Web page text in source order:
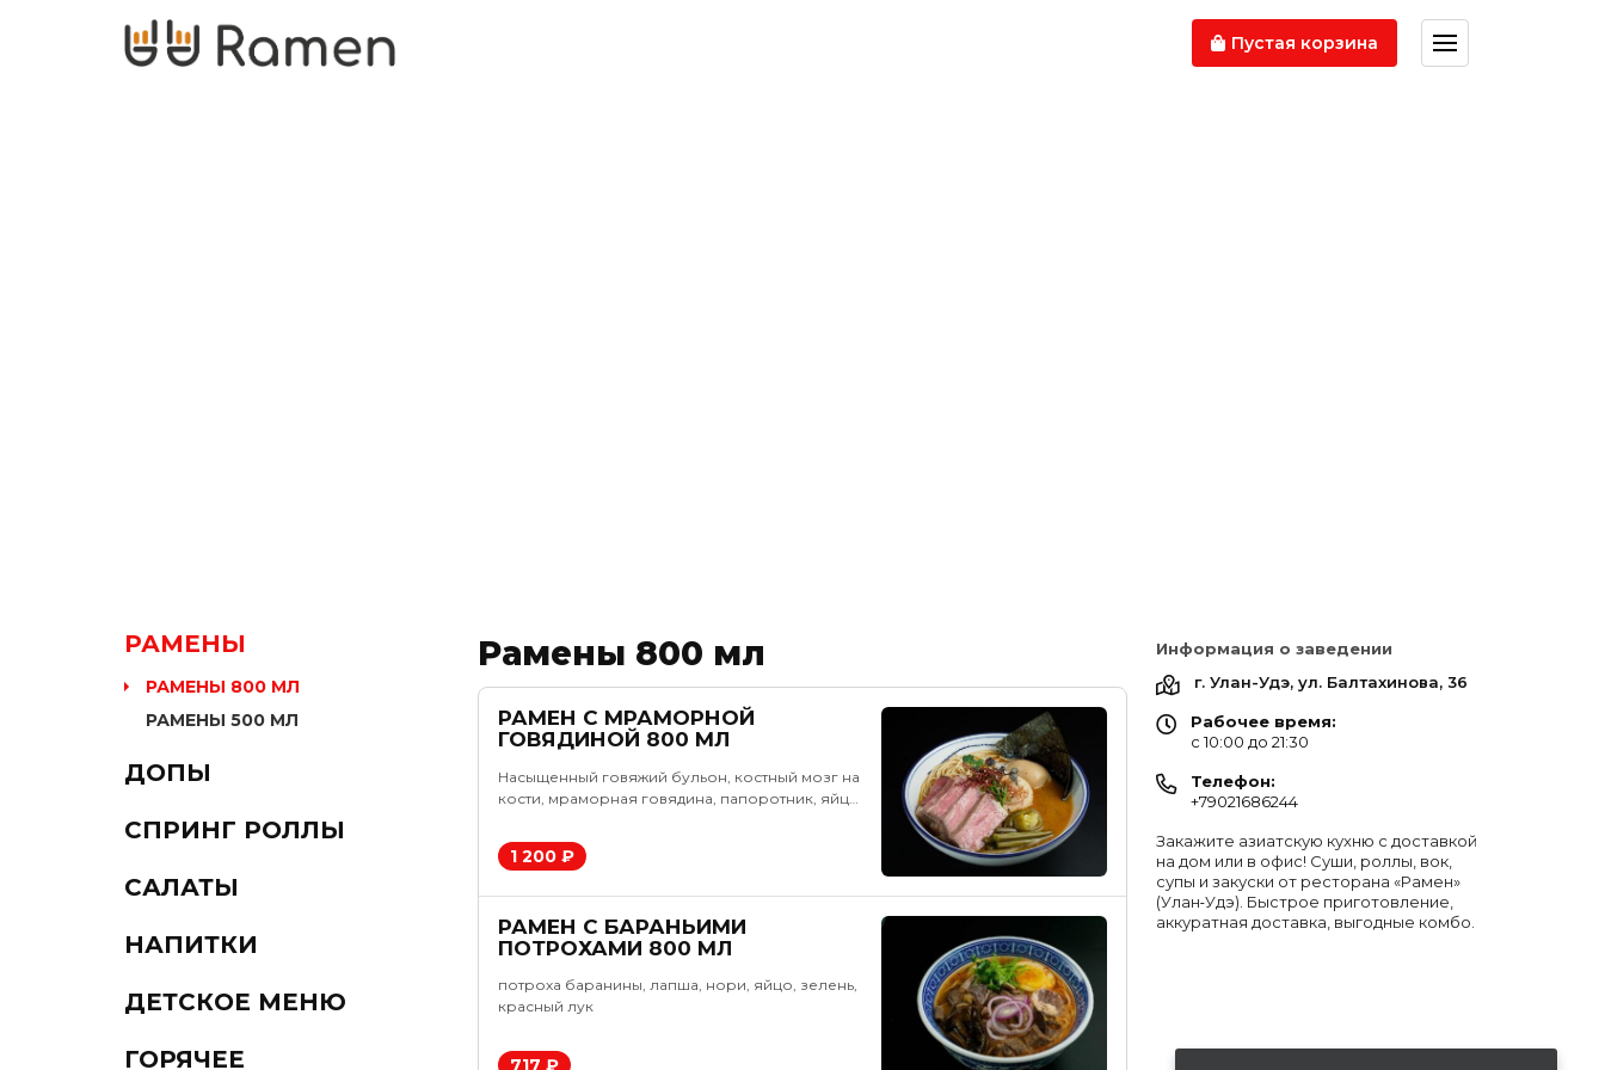
Пустая корзина
РАМЕНЫ
РАМЕНЫ 800 МЛ
РАМЕНЫ 500 МЛ
ДОПЫ
СПРИНГ РОЛЛЫ
САЛАТЫ
НАПИТКИ
ДЕТСКОЕ МЕНЮ
ГОРЯЧЕЕ
Рамены 800 мл
РАМЕН С МРАМОРНОЙ
ГОВЯДИНОЙ 800 МЛ
Насыщенный говяжий бульон, костный мозг на
кости, мраморная говядина, папоротник, яйцо
масла, специи, зелень. Лапша рамен
собственного производства по традиционной
800мл средне-острый
800мл острый
1 200 ₽
РАМЕН С БАРАНЬИМИ
ПОТРОХАМИ 800 МЛ
потроха баранины, лапша, нори, яйцо, зелень,
красный лук
717 ₽
Информация о заведении
г. Улан-Удэ, ул. Балтахинова, 36
Рабочее время:
c 10:00 до 21:30
Телефон:
+79021686244
Закажите азиатскую кухню с доставкой
на дом или в офис! Суши, роллы, вок,
супы и закуски от ресторана «Рамен»
(Улан‑Удэ). Быстрое приготовление,
аккуратная доставка, выгодные комбо.